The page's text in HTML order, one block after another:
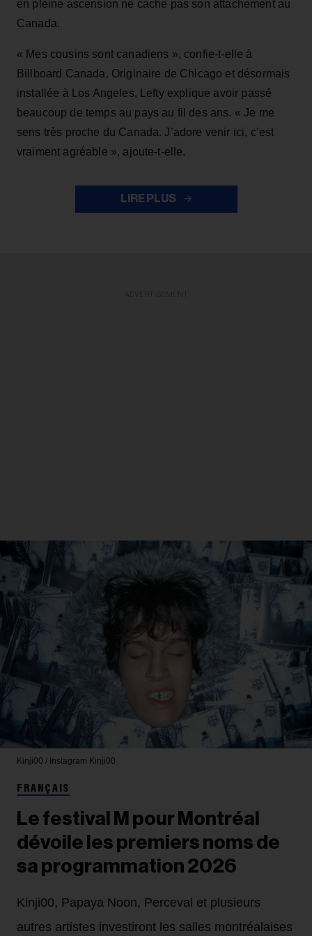
en pleine ascension ne cache pas son attachement au
Canada.
« Mes cousins sont canadiens », confie-t-elle à
Billboard Canada. Originaire de Chicago et désormais
installée à Los Angeles, Lefty explique avoir passé
beaucoup de temps au pays au fil des ans. « Je me
sens très proche du Canada. J’adore venir ici, c’est
vraiment agréable », ajoute-t-elle.
LIRE PLUS
Kinji00 / Instagram Kinji00
FRANÇAIS
Le festival M pour Montréal
dévoile les premiers noms de
sa programmation 2026
Kinji00, Papaya Noon, Perceval et plusieurs
autres artistes investiront les salles montréalaises